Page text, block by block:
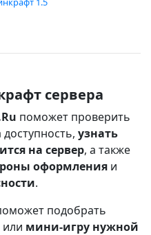
сервера
поможет проверить
узнать
на сервер, а также
оформления и
.
подобрать
или мини-игру нужной